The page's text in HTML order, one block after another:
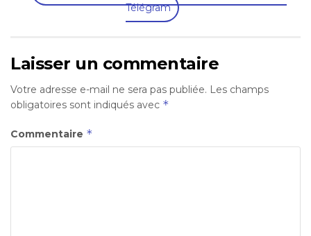
Télégram
Laisser un commentaire
Votre adresse e-mail ne sera pas publiée. Les champs
obligatoires sont indiqués avec *
Commentaire *